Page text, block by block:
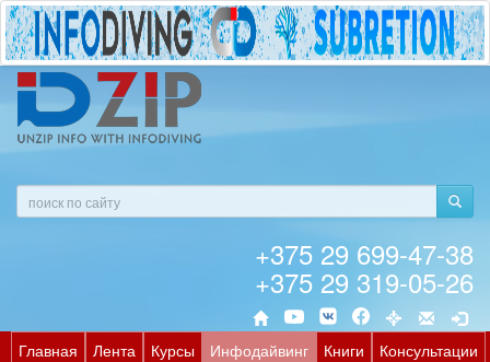
+375 29 699-47-38
+375 29 319-05-26
Главная Лента Курсы Инфодайвинг Книги
Консультации